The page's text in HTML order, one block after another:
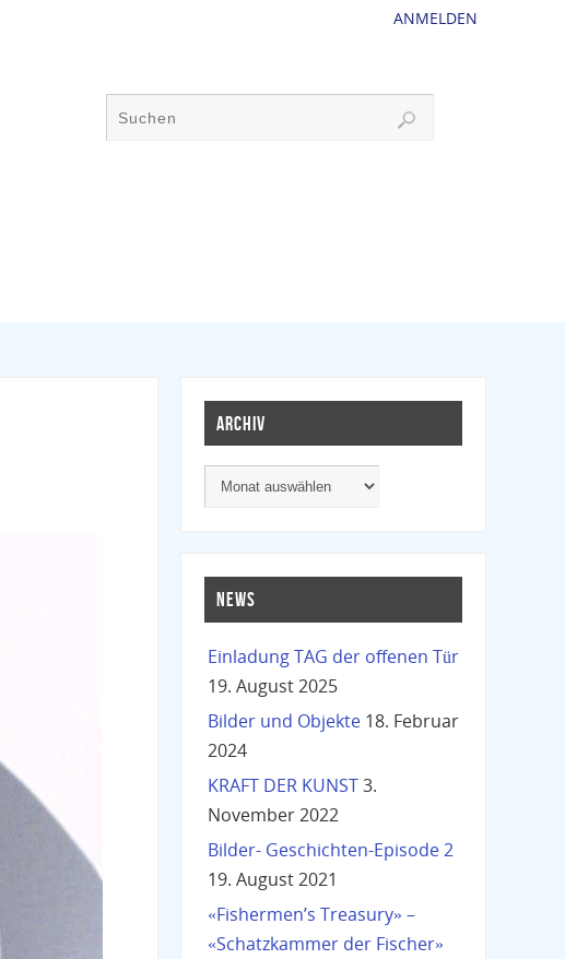
ANMELDEN
ARCHIV
NEWS
Einladung TAG der offenen Tür
19. August 2025
Bilder und Objekte 18. Februar
2024
KRAFT DER KUNST3.
November 2022
Bilder- Geschichten-Episode 2
19. August 2021
«Fishermen’s Treasury» –
«Schatzkammer der Fischer»